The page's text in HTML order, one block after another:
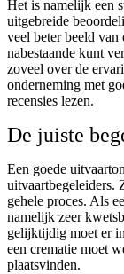
Het is namelijk een
uitgebreide
veel beter beeld
nabestaande kunt
zoveel over de
onderneming met
recensies lezen.
De juiste
Een goede
uitvaartbegeleiders.
gehele proces. Als
namelijk zeer
gelijktijdig moet er
een crematie moet
plaatsvinden.